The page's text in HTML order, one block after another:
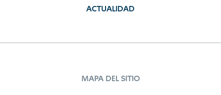
ACTUALIDAD
MAPA DEL SITIO